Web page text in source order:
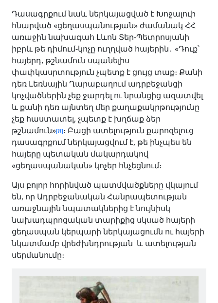
Դասագրքում նաև ներկայացված է Խոջալուի
հնարված «ցեղասպանության» ժամանակ ՀՀ
առաջին նախագահ Լևոն Տեր-Պետրոսյանի
իբրև թե դիմում-կոչը ուղղված հայերին․ «Դուք՝
հայերդ, թշնամուն սպանելիս
փափկասրտություն չպետք է ցույց տաք։ Քանի
դեռ Լեռնային Ղարաբաղում ադրբեջանցի
կոչվածներին չեք ջարդել ու նրանցից ազատվել
և քանի դեռ այնտեղ մեր քաղաքակրթությունը
չեք հաստատել, չպետք է խղճաք ձեր
թշնամուն»[8]։ Բացի ատելություն քարոզելուց
դասագրքում ներկայացվում է, թե ինչպես են
հայերը պետական մակարդակով
«ցեղասպանական» կոչեր հնչեցնում։
Այս բոլոր հորինված պատմվածքները վկայում
են, որ Ադրբեջանական Հանրապետության
առաջնային նպատակներից է նույնիսկ
նախադպրոցական տարիքից սկսած հայերի
ցեղասպան կերպարի ներկայացումն ու հայերի
նկատմամբ վրեժխնդրության և ատելության
սերմանումը։